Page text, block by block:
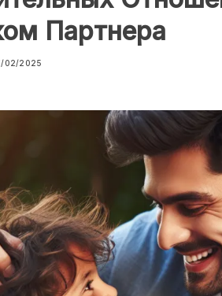
Партнера
02/2025